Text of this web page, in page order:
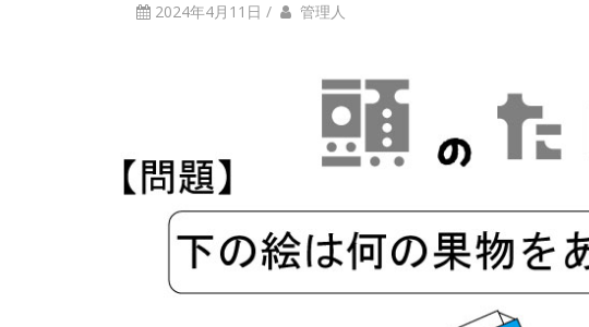
2024年4月11日 / 管理人